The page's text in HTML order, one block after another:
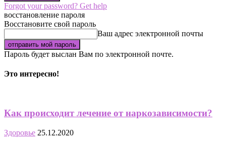
Forgot your password? Get help
восстановление пароля
Восстановите свой пароль
Ваш адрес электронной почты
Пароль будет выслан Вам по электронной почте.
Это интересно!
Как происходит лечение от наркозависимости?
Здоровье 25.12.2020